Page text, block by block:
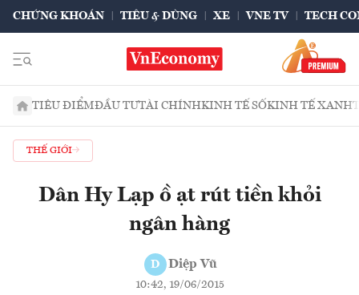
CHỨNG KHOÁN TIÊU & DÙNG XE VNE TV TECH
TIÊU ĐIỂMĐẦU TƯTÀI CHÍNHKINH TẾ SỐKINH TẾ XANH
THẾ GIỚI
Dân Hy Lạp ồ ạt rút tiền khỏi
ngân hàng
D Diệp Vũ
10:42, 19/06/2015